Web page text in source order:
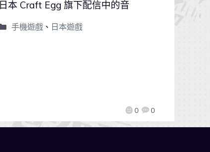
0 0
日本 Craft Egg 旗下配信中的音
手機遊戲、 日本遊戲